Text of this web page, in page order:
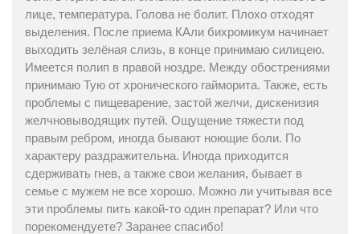
лице, температура. Голова не болит. Плохо отходят
выделения. После приема КАли бихромикум начинает
выходить зелёная слизь, в конце принимаю силицею.
Имеется полип в правой ноздре. Между обострениями
принимаю Тую от хронического гайморита. Также, есть
проблемы с пищеварение, застой желчи, дискенизия
желчновыводящих путей. Ощущение тяжести под
правым ребром, иногда бывают ноющие боли. По
характеру раздражительна. Иногда приходится
сдерживать гнев, а также свои желания, бывает в
семье с мужем не все хорошо. Можно ли учитывая все
эти проблемы пить какой-то один препарат? Или что
порекомендуете? Заранее спасибо!